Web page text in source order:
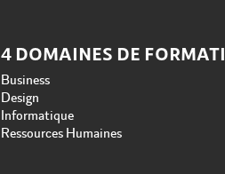
4 DOMAINES DE
Business
Design
Informatique
Ressources Humaines